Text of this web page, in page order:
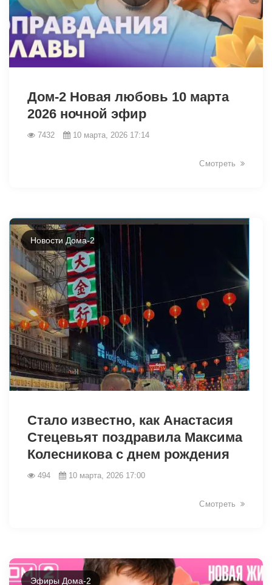
Дом-2 Новая любовь 10 марта
2026 ночной эфир
7432 10 марта, 2026 17:14
Смотреть
Новости Дома-2
Стало известно, как Анастасия
Стецевьят поздравила Максима
Колесникова с днем рождения
494 10 марта, 2026 17:00
Смотреть
Эфиры Дома-2